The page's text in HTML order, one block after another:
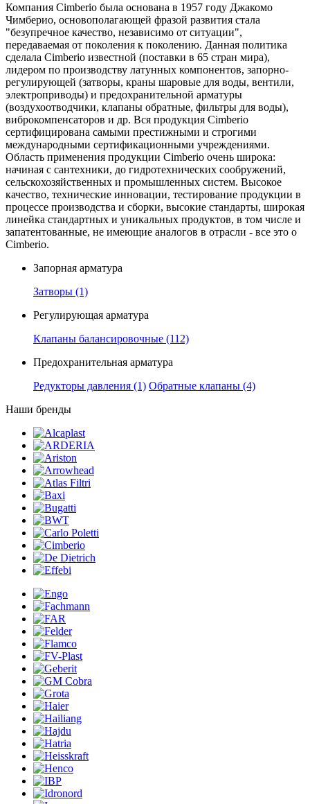
Компания Cimberio была основана в 1957 году Джакомо
Чимберио, основополагающей фразой развития стала
"безупречное качество, независимо от ситуации",
передаваемая от поколения к поколению. Данная политика
сделала Cimberio известной (поставки в 65 стран мира),
лидером по производству латунных компонентов, запорно-
регулирующей (затворы, краны шаровые для воды, вентили,
электроприводы) и предохранительной арматуры
(воздухоотводчики, клапаны обратные, фильтры для воды),
виброкомпенсаторов и др. Вся продукция Cimberio
сертифицирована самыми престижными и строгими
международными сертификационными учреждениями.
Область применения продукции Cimberio очень широка:
начиная с сантехники, до гидротехнических сообружений,
сельскохозяйственных и промышленных систем. Высокое
качество, технические инновации, тестирование продукции в
процессе производства и сборки, высокие стандарты, широкая
линейка стандартных и уникальных продуктов, в том числе и
запатентованные, не имеющие аналогов в отрасли - все это о
Cimberio.
Запорная арматура
Затворы (1)
Регулирующая арматура
Клапаны балансировочные (112)
Предохранительная арматура
Редукторы давления (1) Обратные клапаны (4)
Наши бренды